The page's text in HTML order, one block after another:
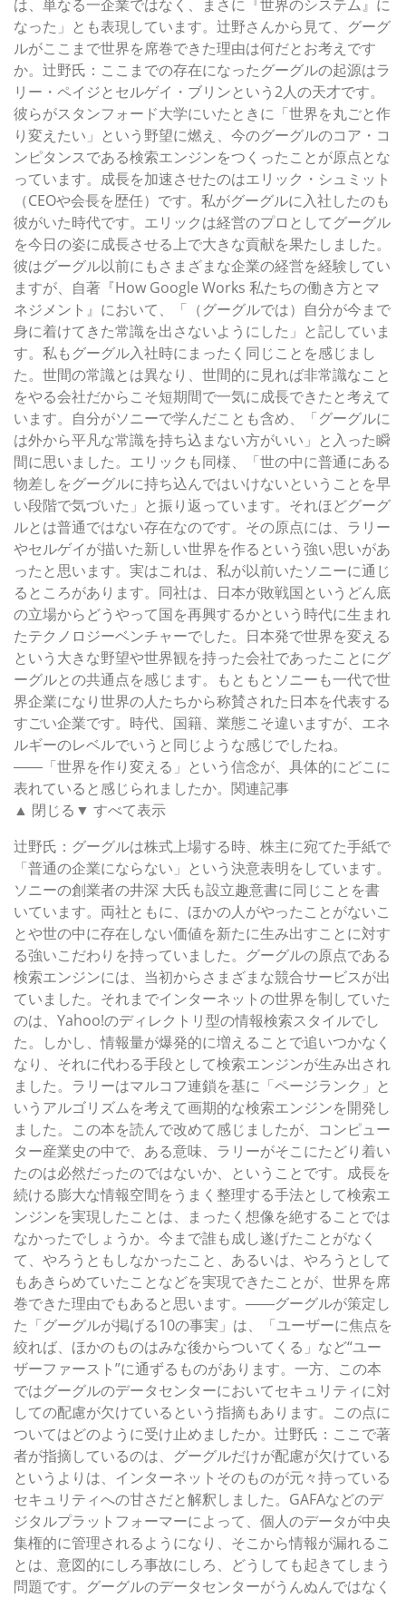
は、単なる一企業ではなく、まさに『世界のシステム』に
なった」とも表現しています。辻野さんから見て、グーグ
ルがここまで世界を席巻できた理由は何だとお考えです
か。辻野氏：ここまでの存在になったグーグルの起源はラ
リー・ペイジとセルゲイ・ブリンという2人の天才です。
彼らがスタンフォード大学にいたときに「世界を丸ごと作
り変えたい」という野望に燃え、今のグーグルのコア・コ
ンピタンスである検索エンジンをつくったことが原点とな
っています。成長を加速させたのはエリック・シュミット
（CEOや会長を歴任）です。私がグーグルに入社したのも
彼がいた時代です。エリックは経営のプロとしてグーグル
を今日の姿に成長させる上で大きな貢献を果たしました。
彼はグーグル以前にもさまざまな企業の経営を経験してい
ますが、自著『How Google Works 私たちの働き方とマ
ネジメント』において、「（グーグルでは）自分が今まで
身に着けてきた常識を出さないようにした」と記していま
す。私もグーグル入社時にまったく同じことを感じまし
た。世間の常識とは異なり、世間的に見れば非常識なこと
をやる会社だからこそ短期間で一気に成長できたと考えて
います。自分がソニーで学んだことも含め、「グーグルに
は外から平凡な常識を持ち込まない方がいい」と入った瞬
間に思いました。エリックも同様、「世の中に普通にある
物差しをグーグルに持ち込んではいけないということを早
い段階で気づいた」と振り返っています。それほどグーグ
ルとは普通ではない存在なのです。その原点には、ラリー
やセルゲイが描いた新しい世界を作るという強い思いがあ
ったと思います。実はこれは、私が以前いたソニーに通じ
るところがあります。同社は、日本が敗戦国というどん底
の立場からどうやって国を再興するかという時代に生まれ
たテクノロジーベンチャーでした。日本発で世界を変える
という大きな野望や世界観を持った会社であったことにグ
ーグルとの共通点を感じます。もともとソニーも一代で世
界企業になり世界の人たちから称賛された日本を代表する
すごい企業です。時代、国籍、業態こそ違いますが、エネ
ルギーのレベルでいうと同じような感じでしたね。
――「世界を作り変える」という信念が、具体的にどこに
表れていると感じられましたか。関連記事
▲ 閉じる▼ すべて表示
辻野氏：グーグルは株式上場する時、株主に宛てた手紙で
「普通の企業にならない」という決意表明をしています。
ソニーの創業者の井深 大氏も設立趣意書に同じことを書
いています。両社ともに、ほかの人がやったことがないこ
とや世の中に存在しない価値を新たに生み出すことに対す
る強いこだわりを持っていました。グーグルの原点である
検索エンジンには、当初からさまざまな競合サービスが出
ていました。それまでインターネットの世界を制していた
のは、Yahoo!のディレクトリ型の情報検索スタイルでし
た。しかし、情報量が爆発的に増えることで追いつかなく
なり、それに代わる手段として検索エンジンが生み出され
ました。ラリーはマルコフ連鎖を基に「ページランク」と
いうアルゴリズムを考えて画期的な検索エンジンを開発し
ました。この本を読んで改めて感じましたが、コンピュー
ター産業史の中で、ある意味、ラリーがそこにたどり着い
たのは必然だったのではないか、ということです。成長を
続ける膨大な情報空間をうまく整理する手法として検索エ
ンジンを実現したことは、まったく想像を絶することでは
なかったでしょうか。今まで誰も成し遂げたことがなく
て、やろうともしなかったこと、あるいは、やろうとして
もあきらめていたことなどを実現できたことが、世界を席
巻できた理由でもあると思います。――グーグルが策定し
た「グーグルが掲げる10の事実」は、「ユーザーに焦点を
絞れば、ほかのものはみな後からついてくる」など“ユー
ザーファースト”に通ずるものがあります。一方、この本
ではグーグルのデータセンターにおいてセキュリティに対
しての配慮が欠けているという指摘もあります。この点に
ついてはどのように受け止めましたか。辻野氏：ここで著
者が指摘しているのは、グーグルだけが配慮が欠けている
というよりは、インターネットそのものが元々持っている
セキュリティへの甘さだと解釈しました。GAFAなどのデ
ジタルプラットフォーマーによって、個人のデータが中央
集権的に管理されるようになり、そこから情報が漏れるこ
とは、意図的にしろ事故にしろ、どうしても起きてしまう
問題です。グーグルのデータセンターがうんぬんではなく